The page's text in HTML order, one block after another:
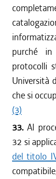
purché
protocolli
Università
che si
(3)
33.Al
32 si
del titolo